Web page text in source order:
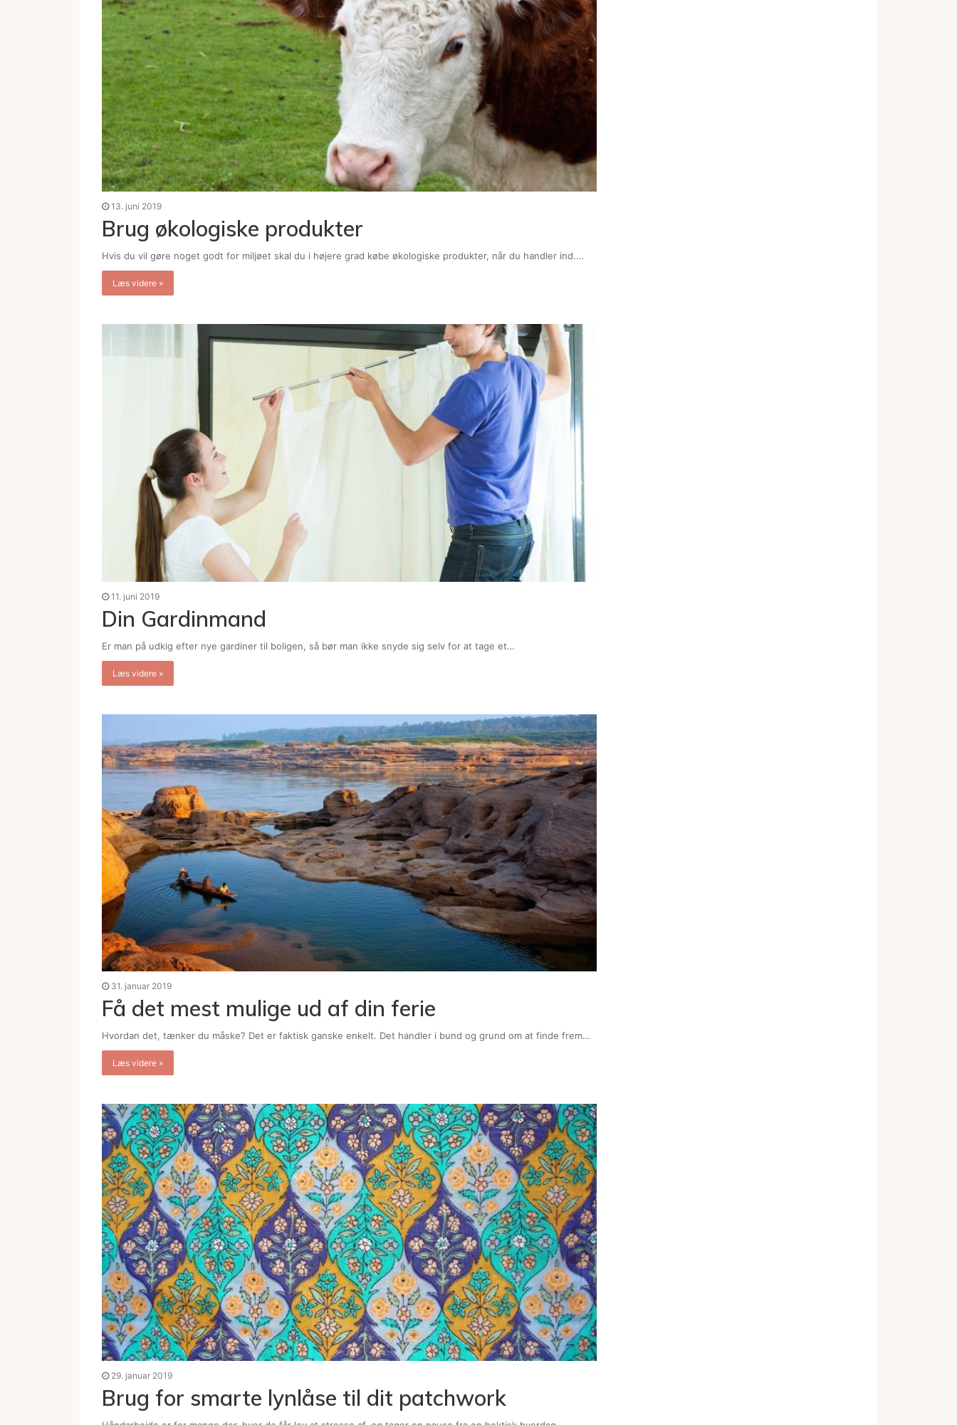
13. juni 2019
Brug økologiske produkter
Hvis du vil gøre noget godt for miljøet skal du i højere grad købe økologiske produkter, når du handler ind.…
Læs videre »
11. juni 2019
Din Gardinmand
Er man på udkig efter nye gardiner til boligen, så bør man ikke snyde sig selv for at tage et…
Læs videre »
31. januar 2019
Få det mest mulige ud af din ferie
Hvordan det, tænker du måske? Det er faktisk ganske enkelt. Det handler i bund og grund om at finde frem…
Læs videre »
29. januar 2019
Brug for smarte lynlåse til dit patchwork